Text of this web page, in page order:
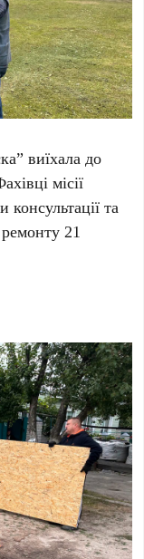
виїхала до
місії
та
21